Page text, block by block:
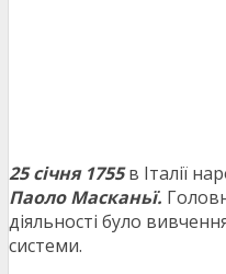
25 січня 1755в Італії
Паоло Масканьї.
діяльності було
системи.